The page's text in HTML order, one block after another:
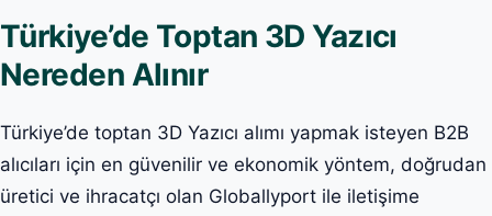
Türkiye’de Toptan 3D Yazıcı
Nereden Alınır
Türkiye’de toptan 3D Yazıcı alımı yapmak isteyen B2B
alıcıları için en güvenilir ve ekonomik yöntem, doğrudan
üretici ve ihracatçı olan Globallyport ile iletişime